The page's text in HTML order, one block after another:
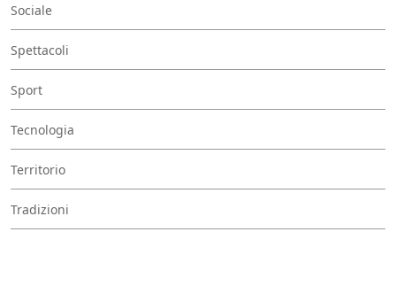
Sociale
Spettacoli
Sport
Tecnologia
Territorio
Tradizioni